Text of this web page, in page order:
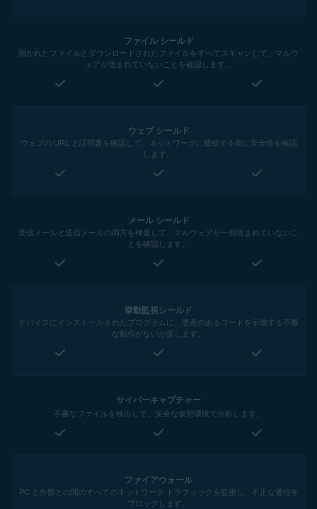
ファイル シールド
開かれたファイルとダウンロードされたファイルをすべてスキャンして、マルウ
ェアが含まれていないことを確認します。
ウェブ シールド
ウェブの URL と証明書を確認して、ネットワークに接続する前に安全性を確認
します。
メール シールド
受信メールと送信メールの両方を検査して、マルウェアが一切含まれていないこ
とを確認します。
挙動監視シールド
デバイスにインストールされたプログラムに、悪意のあるコードを示唆する不審
な動作がないか探します。
サイバーキャプチャー
不審なファイルを検出して、安全な仮想環境で分析します。
ファイアウォール
PC と外部との間のすべてのネットワーク トラフィックを監視し、不正な通信を
ブロックします。